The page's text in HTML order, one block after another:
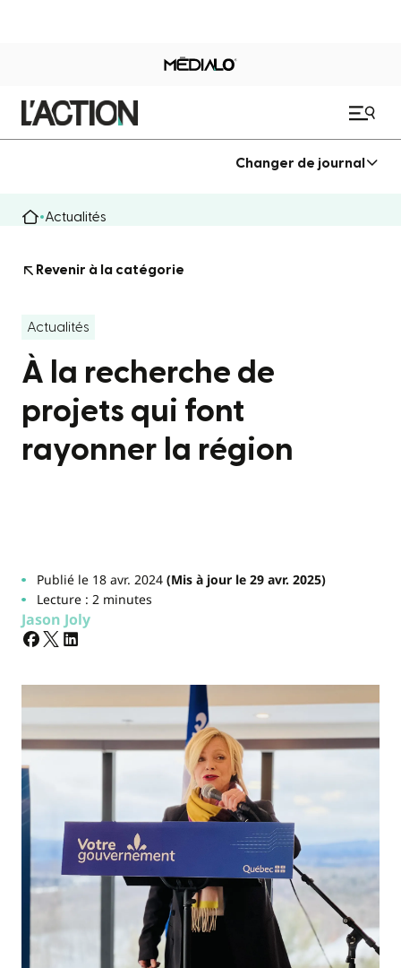
Changer de journal
Actualités
Revenir à la catégorie
Actualités
À la recherche de
projets qui font
rayonner la région
Publié le 18 avr. 2024(Mis à jour le 29 avr. 2025)
Lecture : 2 minutes
Jason Joly